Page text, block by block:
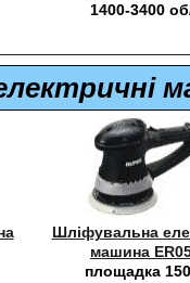
1400-3400
Шліфувальна
машина
площадка